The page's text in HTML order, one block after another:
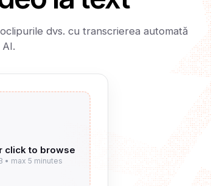
dvs. cu transcrierea automată